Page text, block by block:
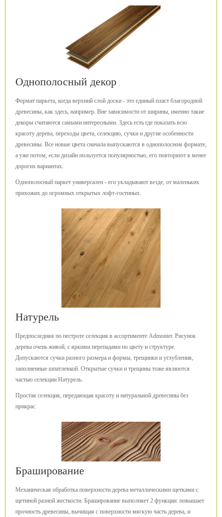
Однополосный декор
Формат паркета, когда верхний слой доски - это единый пласт благородной
древесины, как здесь, например. Вне зависимости от ширины, именно такие
декоры считаются самыми интересными. Здесь есть где показать всю
красоту дерева, переходы цвета, селекцию, сучки и другие особенности
древесины. Все новые цвета сначала выпускаются в однополосном формате,
а уже потом, если дизайн пользуется популярностью, его повторяют в менее
дорогих вариантах.
Однополосный паркет универсален - его укладывают везде, от маленьких
прихожих до огромных открытых лофт-гостиных.
Натурель
Предпоследняя по пестроте селекция в ассортименте Admonter. Рисунок
дерева очень живой, с яркими перепадами по цвету и структуре.
Допускаются сучки разного размера и формы, трещинки и углубления,
заполненные шпатлевкой. Открытые сучки и трещины тоже являются
частью селекции Натурель.
Простая селекция, передающая красоту и натуральной древесины без
прикрас.
Браширование
Механическая обработка поверхности дерева металлическими щетками с
щетиной разной жесткости. Браширование выполняет 2 функции: повышает
прочность древесины, вычищая с поверхности мягкую часть дерева, и